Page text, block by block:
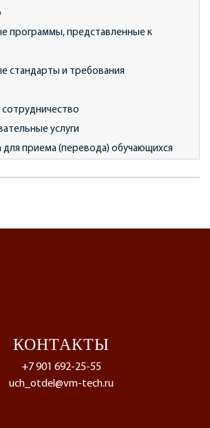
программы, представленные к
стандарты и требования
услуги
для приема (перевода) обучающихся
КОНТАКТЫ
+7 901 692-25-55
uch_otdel@vm-tech.ru